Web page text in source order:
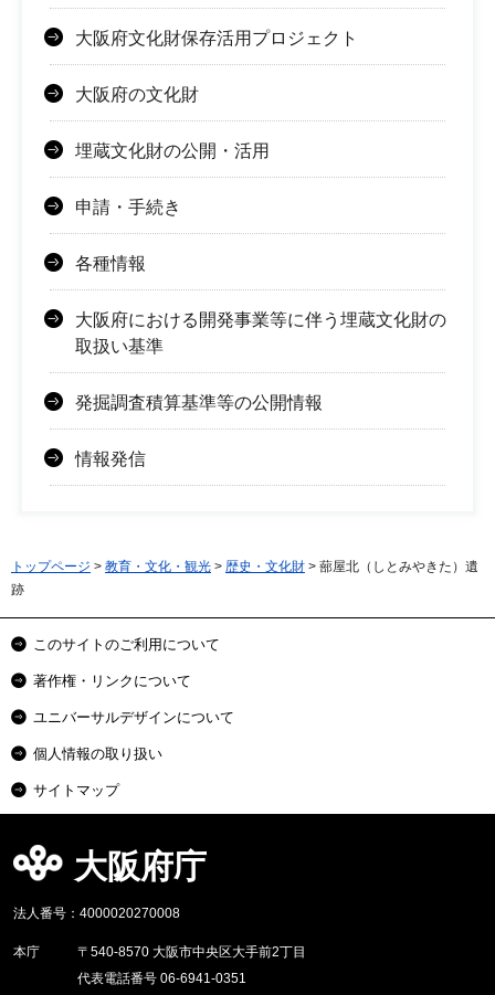
大阪府文化財保存活用プロジェクト
大阪府の文化財
埋蔵文化財の公開・活用
申請・手続き
各種情報
大阪府における開発事業等に伴う埋蔵文化財の
取扱い基準
発掘調査積算基準等の公開情報
情報発信
トップページ > 教育・文化・観光 > 歴史・文化財 > 蔀屋北（しとみやきた）遺
跡
このサイトのご利用について
著作権・リンクについて
ユニバーサルデザインについて
個人情報の取り扱い
サイトマップ
大阪府庁
法人番号：4000020270008
本庁
〒540-8570 大阪市中央区大手前2丁目
代表電話番号 06-6941-0351